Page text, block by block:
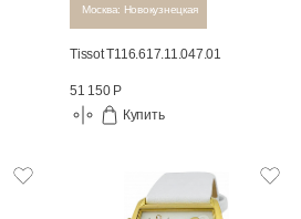
Москва: Новокузнецкая
Tissot T116.617.11.047.01
51 150 Р
Купить